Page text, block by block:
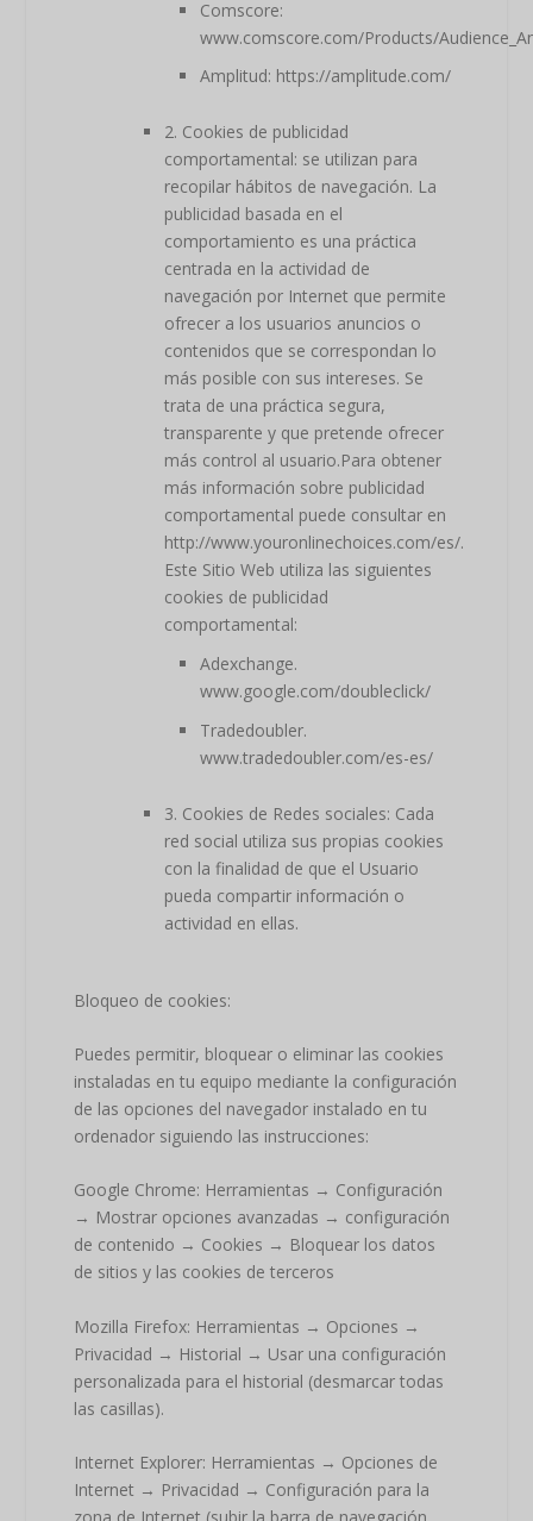
Comscore:
www.comscore.com/Products/
Amplitud: https://amplitude.com/
2. Cookies de publicidad
comportamental: se utilizan para
recopilar hábitos de navegación. La
publicidad basada en el
comportamiento es una práctica
centrada en la actividad de
navegación por Internet que permite
ofrecer a los usuarios anuncios o
contenidos que se correspondan lo
más posible con sus intereses. Se
trata de una práctica segura,
transparente y que pretende ofrecer
más control al usuario.Para obtener
más información sobre publicidad
comportamental puede consultar en
http://www.youronlinechoices.com/es/.
Este Sitio Web utiliza las siguientes
cookies de publicidad
comportamental:
Adexchange.
www.google.com/doubleclick/
Tradedoubler.
www.tradedoubler.com/es-es/
3. Cookies de Redes sociales: Cada
red social utiliza sus propias cookies
con la finalidad de que el Usuario
pueda compartir información o
actividad en ellas.
Bloqueo de cookies:
Puedes permitir, bloquear o eliminar las cookies
instaladas en tu equipo mediante la configuración
de las opciones del navegador instalado en tu
ordenador siguiendo las instrucciones:
Google Chrome: Herramientas → Configuración
→ Mostrar opciones avanzadas → configuración
de contenido → Cookies → Bloquear los datos
de sitios y las cookies de terceros
Mozilla Firefox: Herramientas → Opciones →
Privacidad → Historial → Usar una configuración
personalizada para el historial (desmarcar todas
las casillas).
Internet Explorer: Herramientas → Opciones de
Internet → Privacidad → Configuración para la